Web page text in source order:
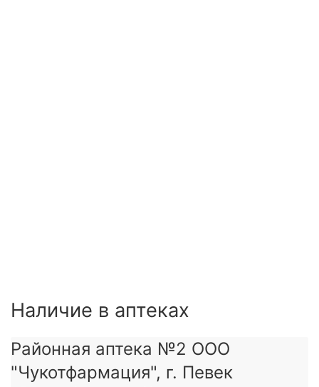
Наличие в аптеках
Районная аптека №2 ООО
"Чукотфармация", г. Певек